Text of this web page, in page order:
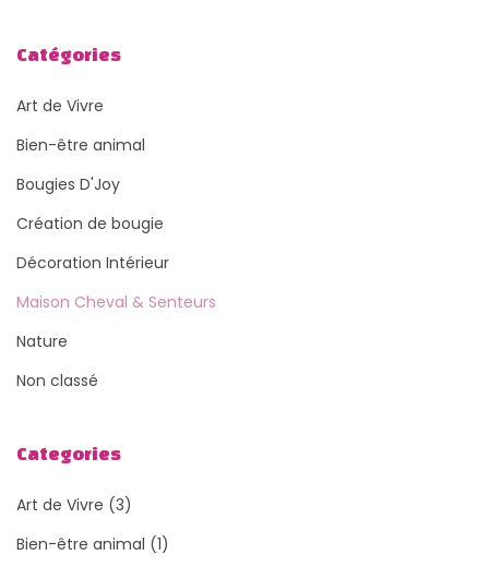
Catégories
Art de Vivre
Bien-être animal
Bougies D'Joy
Création de bougie
Décoration Intérieur
Maison Cheval & Senteurs
Nature
Non classé
Categories
Art de Vivre (3)
Bien-être animal (1)